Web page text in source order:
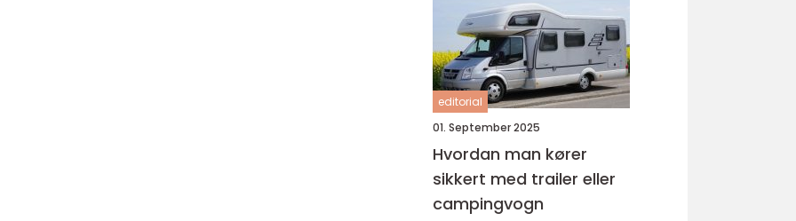
editorial
01. September 2025
Hvordan man kører
sikkert med trailer eller
campingvogn